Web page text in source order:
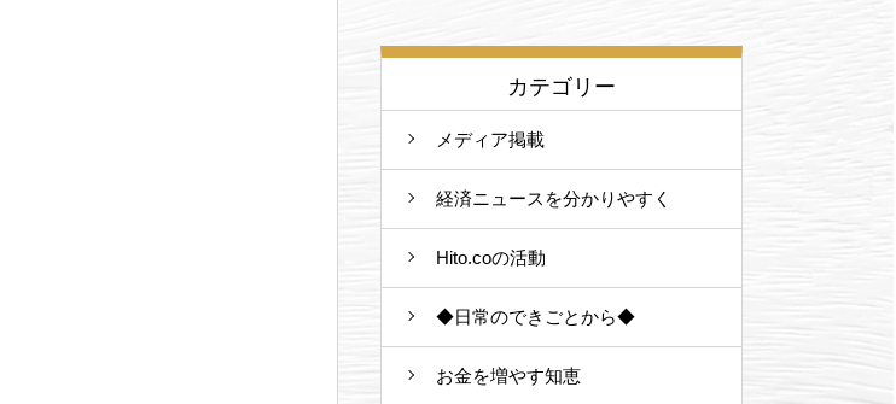
カテゴリー
メディア掲載
経済ニュースを分かりやすく
Hito.coの活動
◆日常のできごとから◆
お金を増やす知恵